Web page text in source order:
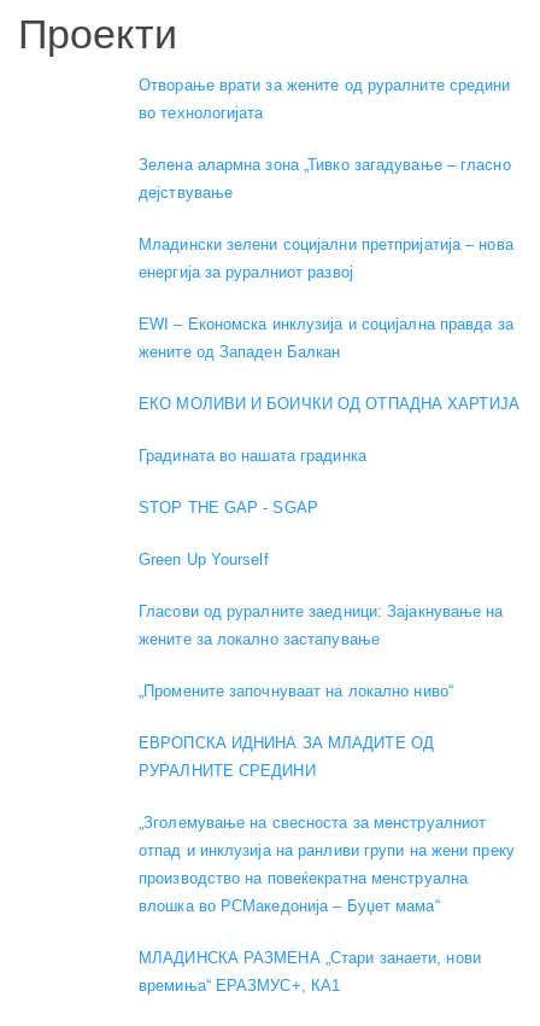
Проекти
Отворање врати за жените од руралните средини
во технологијата
Зелена алармна зона „Тивко загадување – гласно
дејствување
Младински зелени социјални претпријатија – нова
енергија за руралниот развој
EWI – Економска инклузија и социјална правда за
жените од Западен Балкан
ЕКО МОЛИВИ И БОИЧКИ ОД ОТПАДНА ХАРТИЈА
Градината во нашата градинка
STOP THE GAP - SGAP
Green Up Yourself
Гласови од руралните заедници: Зајакнување на
жените за локално застапување
„Промените започнуваат на локално ниво“
ЕВРОПСКА ИДНИНА ЗА МЛАДИТЕ ОД
РУРАЛНИТЕ СРЕДИНИ
„Зголемување на свесноста за менструалниот
отпад и инклузија на ранливи групи на жени преку
производство на повеќекратна менструална
влошка во РСМакедонија – Буџет мама“
МЛАДИНСКА РАЗМЕНА „Стари занаети, нови
времиња“ ЕРАЗМУС+, КА1